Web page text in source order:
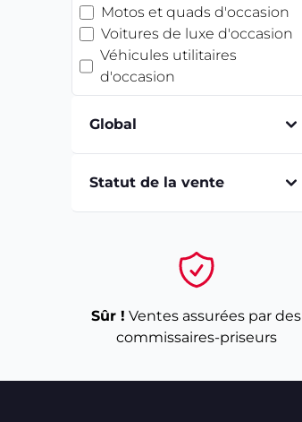
Motos et quads d'occasion
Voitures de luxe d'occasion
Véhicules utilitaires
d'occasion
Global
Statut de la vente
Sûr ! Ventes assurées par des
commissaires-priseurs